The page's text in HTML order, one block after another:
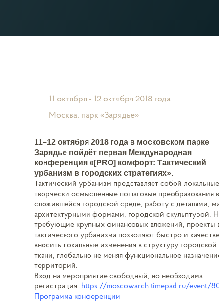
11 октября - 12 октября 2018 года
Москва, парк «Зарядье»
11–12 октября 2018 года в московском парке
Зарядье пойдёт первая Международная
конференция «[PRO] комфорт: Тактический
урбанизм в городских стратегиях».
Тактический урбанизм представляет собой локальные
творчески осмысленные пошаговые преобразования
сложившейся городской среде, работу с деталями,
архитектурными формами, городской скульптурой.
требующие крупных финансовых вложений, проекты
тактического урбанизма позволяют быстро и
вносить локальные изменения в структуру городской
ткани, глобально не меняя функциональное
территорий.
Вход на мероприятие свободный, но необходима
регистрация: https://moscowarch.timepad.ru/event/
Программа конференции